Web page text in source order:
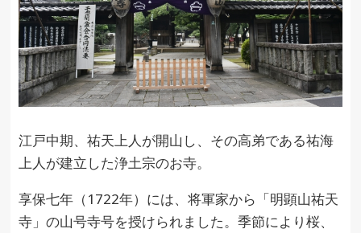
江戸中期、祐天上人が開山し、その高弟である祐海
上人が建立した浄土宗のお寺。
享保七年（1722年）には、将軍家から「明顕山祐天
寺」の山号寺号を授けられました。季節により桜、